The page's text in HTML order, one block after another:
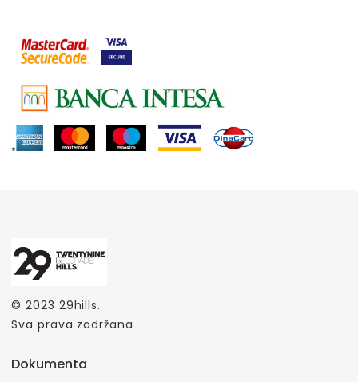
© 2023 29hills.
Sva prava zadržana
Dokumenta